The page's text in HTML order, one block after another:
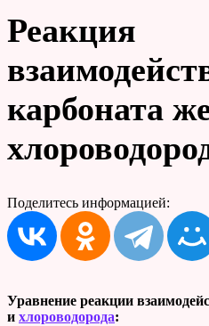
Реакция
карбоната
Поделитесь информацией:
Уравнение реакции
и хлороводорода: